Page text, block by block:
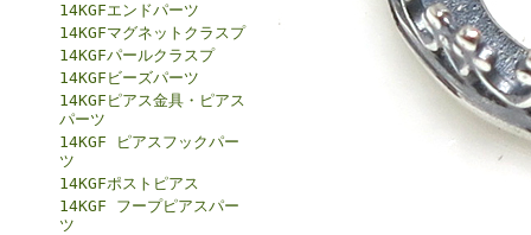
14KGFエンドパーツ
14KGFマグネットクラスプ
14KGFパールクラスプ
14KGFビーズパーツ
14KGFピアス金具・ピアス
パーツ
14KGF ピアスフックパー
ツ
14KGFポストピアス
14KGF フープピアスパー
ツ